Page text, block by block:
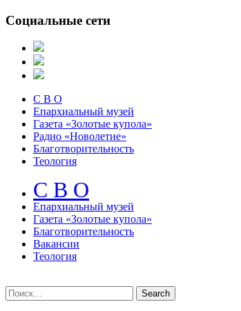
Социальные сети
С В О
Епархиальный музей
Газета «Золотые купола»
Радио «Новолетие»
Благотворительность
Теология
С В О
Епархиальный музeй
Газета «Золотые купола»
Благотворительность
Вакансии
Теология